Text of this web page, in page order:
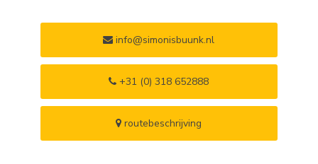
info@simonisbuunk.nl
+31 (0) 318 652888
routebeschrijving